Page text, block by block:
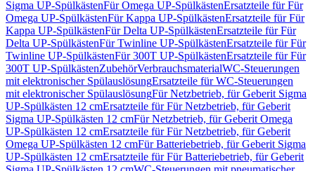
Sigma UP-SpülkästenFür Omega UP-SpülkästenErsatzteile für Für
Omega UP-SpülkästenFür Kappa UP-SpülkästenErsatzteile für Für
Kappa UP-SpülkästenFür Delta UP-SpülkästenErsatzteile für Für
Delta UP-SpülkästenFür Twinline UP-SpülkästenErsatzteile für Für
Twinline UP-SpülkästenFür 300T UP-SpülkästenErsatzteile für Für
300T UP-SpülkästenZubehörVerbrauchsmaterialWC-Steuerungen
mit elektronischer SpülauslösungErsatzteile für WC-Steuerungen
mit elektronischer SpülauslösungFür Netzbetrieb, für Geberit Sigma
UP-Spülkästen 12 cmErsatzteile für Für Netzbetrieb, für Geberit
Sigma UP-Spülkästen 12 cmFür Netzbetrieb, für Geberit Omega
UP-Spülkästen 12 cmErsatzteile für Für Netzbetrieb, für Geberit
Omega UP-Spülkästen 12 cmFür Batteriebetrieb, für Geberit Sigma
UP-Spülkästen 12 cmErsatzteile für Für Batteriebetrieb, für Geberit